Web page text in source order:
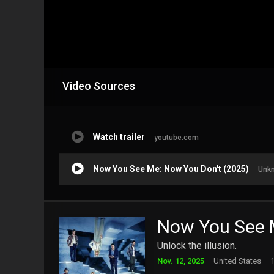
Video Sources
Watch trailer youtube.com
Now You See Me: Now You Don't (2025)
Now You See
Unlock the illusion.
Nov. 12, 2025 United States